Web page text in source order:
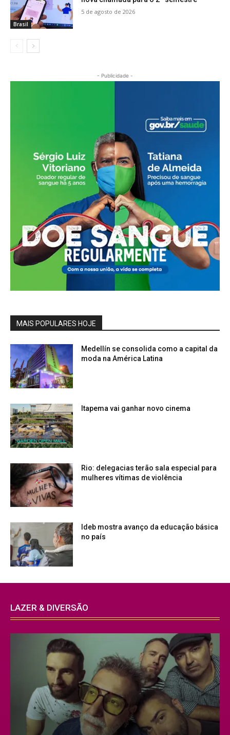
Brasil
5 de agosto de 2026
- Publicidade -
MAIS POPULARES HOJE
Medellín se consolida como a capital da
moda na América Latina
Itapema vai ganhar novo cinema
Rio: delegacias terão sala especial para
mulheres vítimas de violência
Ideb mostra avanço da educação básica
no país
LAZER & DIVERSÃO